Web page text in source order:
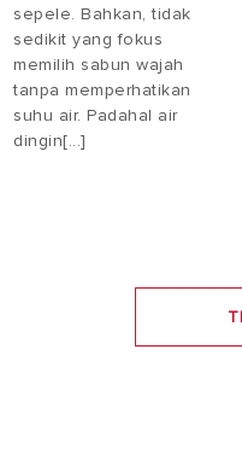
sepele. Bahkan, tidak
sedikit yang fokus
memilih sabun wajah
tanpa memperhatikan
suhu air. Padahal air
dingin[...]